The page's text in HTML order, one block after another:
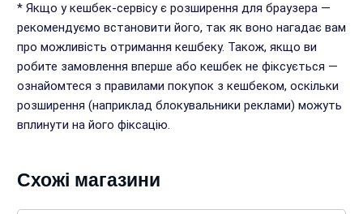
* Якщо у кешбек-сервісу є розширення для браузера —
рекомендуємо встановити його, так як воно нагадає вам
про можливість отримання кешбеку. Також, якщо ви
робите замовлення вперше або кешбек не фіксується —
ознайомтеся з правилами покупок з кешбеком, оскільки
розширення (наприклад блокувальники реклами) можуть
вплинути на його фіксацію.
Схожі магазини